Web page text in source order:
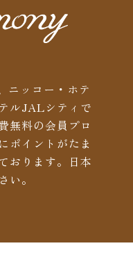
ニッコー・ホテ
ルJALシティで
無料の会員プロ
ポイントがたま
おります。日本
。